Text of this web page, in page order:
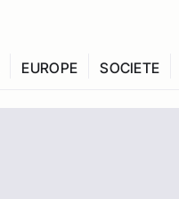
EUROPE SOCIETE